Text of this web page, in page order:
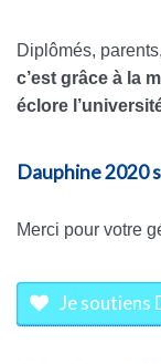
Diplômés,
c’est grâce à la
éclore
Dauphine 2020
Merci pour votre
Je soutiens